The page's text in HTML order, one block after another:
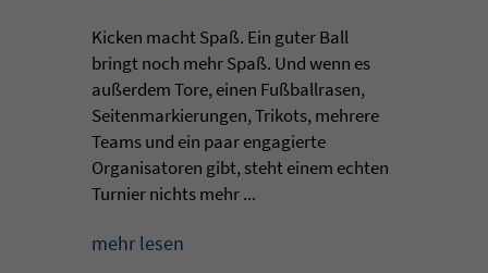
Kicken macht Spaß. Ein guter Ball
bringt noch mehr Spaß. Und wenn es
außerdem Tore, einen Fußballrasen,
Seitenmarkierungen, Trikots, mehrere
Teams und ein paar engagierte
Organisatoren gibt, steht einem echten
Turnier nichts mehr ...
mehr lesen